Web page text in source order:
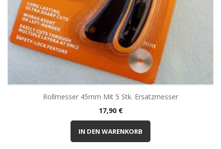
Rollmesser 45mm Mit 5 Stk. Ersatzmesser
Preis
17,90 €
IN DEN WARENKORB